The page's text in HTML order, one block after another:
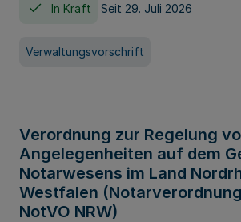
In Kraft Seit 29. Juli 2026
Verwaltungsvorschrift
Verordnung zur Regelung
Angelegenheiten auf dem
Notarwesens im Land
Westfalen
NotVO NRW)